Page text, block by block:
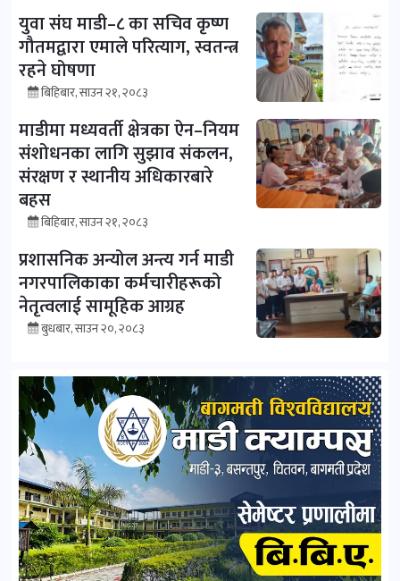
युवा संघ माडी–८ का सचिव कृष्ण
गौतमद्वारा एमाले परित्याग, स्वतन्त्र
रहने घोषणा
बिहिबार, साउन २१, २०८३
माडीमा मध्यवर्ती क्षेत्रका ऐन–नियम
संशोधनका लागि सुझाव संकलन,
संरक्षण र स्थानीय अधिकारबारे
बहस
बिहिबार, साउन २१, २०८३
प्रशासनिक अन्योल अन्त्य गर्न माडी
नगरपालिकाका कर्मचारीहरूको
नेतृत्वलाई सामूहिक आग्रह
बुधबार, साउन २०, २०८३